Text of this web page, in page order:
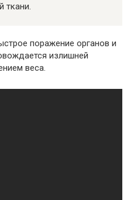
ткани.
поражение органов и
излишней
веса.